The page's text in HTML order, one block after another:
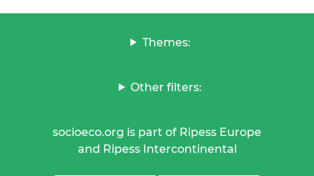
Themes:
Other filters:
socioeco.org is part of Ripess Europe
and Ripess Intercontinental